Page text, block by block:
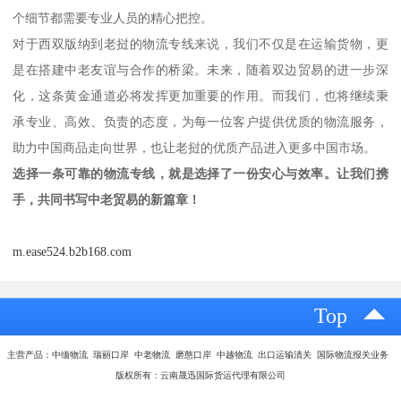
个细节都需要专业人员的精心把控。
对于西双版纳到老挝的物流专线来说，我们不仅是在运输货物，更
是在搭建中老友谊与合作的桥梁。未来，随着双边贸易的进一步深
化，这条黄金通道必将发挥更加重要的作用。而我们，也将继续秉
承专业、高效、负责的态度，为每一位客户提供优质的物流服务，
助力中国商品走向世界，也让老挝的优质产品进入更多中国市场。
选择一条可靠的物流专线，就是选择了一份安心与效率。让我们携
手，共同书写中老贸易的新篇章！
m.ease524.b2b168.com
Top
主营产品：中缅物流 瑞丽口岸 中老物流 磨憨口岸 中越物流 出口运输清关 国际物流报关业务
版权所有：云南晟迅国际货运代理有限公司